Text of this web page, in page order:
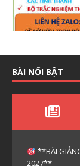
BÀI NỔI BẬT
**BÀI
2027**